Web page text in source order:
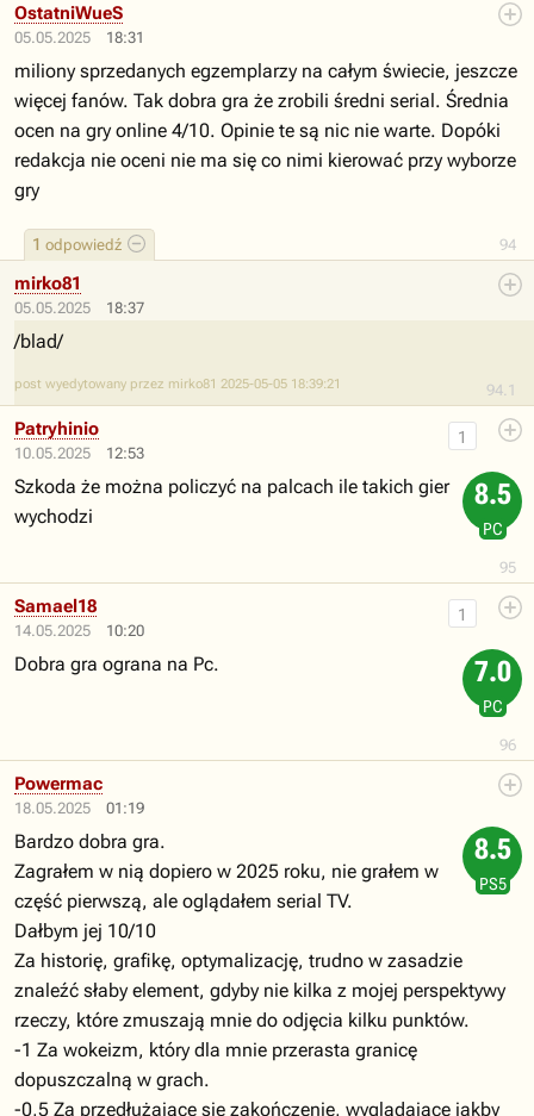
05.05.2025 18:31
94
1 odpowiedź
OstatniWueS
miliony sprzedanych egzemplarzy na całym świecie, jeszcze
więcej fanów. Tak dobra gra że zrobili średni serial. Średnia
ocen na gry online 4/10. Opinie te są nic nie warte. Dopóki
redakcja nie oceni nie ma się co nimi kierować przy wyborze
gry
05.05.2025 18:37
94.1
mirko81
/blad/
post wyedytowany przez mirko81 2025-05-05 18:39:21
10.05.2025 12:53
95
1
Patryhinio
8.5
PC
Szkoda że można policzyć na palcach ile takich gier
wychodzi
14.05.2025 10:20
96
1
Samael18
7.0
PC
Dobra gra ograna na Pc.
18.05.2025 01:19
Powermac
8.5
PS5
Bardzo dobra gra.
Zagrałem w nią dopiero w 2025 roku, nie grałem w
część pierwszą, ale oglądałem serial TV.
Dałbym jej 10/10
Za historię, grafikę, optymalizację, trudno w zasadzie
znaleźć słaby element, gdyby nie kilka z mojej perspektywy
rzeczy, które zmuszają mnie do odjęcia kilku punktów.
-1 Za wokeizm, który dla mnie przerasta granicę
dopuszczalną w grach.
-0,5 Za przedłużające się zakończenie, wyglądające jakby